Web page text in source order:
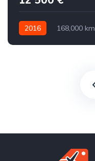
2016 168,000 km